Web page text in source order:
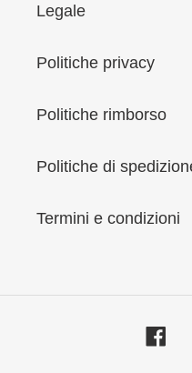
Legale
Politiche privacy
Politiche rimborso
Politiche di
Termini e condizioni